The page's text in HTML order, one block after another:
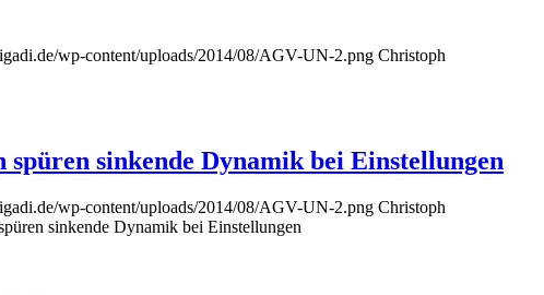
wp-content/uploads/2014/08/AGV-UN-2.png Christoph
sinkende Dynamik bei Einstellungen
wp-content/uploads/2014/08/AGV-UN-2.png Christoph
sinkende Dynamik bei Einstellungen